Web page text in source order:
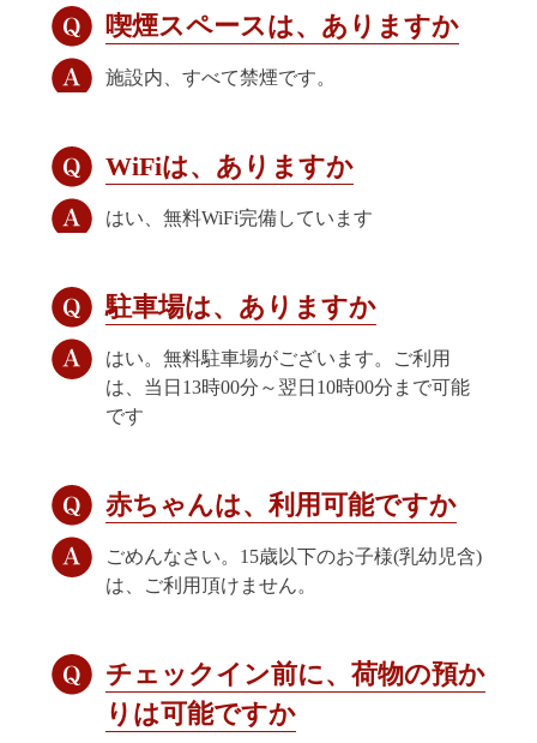
喫煙スペースは、ありますか
施設内、すべて禁煙です。
WiFiは、ありますか
はい、無料WiFi完備しています
駐車場は、ありますか
はい。無料駐車場がございます。ご利用
は、当日13時00分～翌日10時00分まで可能
です
赤ちゃんは、利用可能ですか
ごめんなさい。15歳以下のお子様(乳幼児含)
は、ご利用頂けません。
チェックイン前に、荷物の預か
りは可能ですか